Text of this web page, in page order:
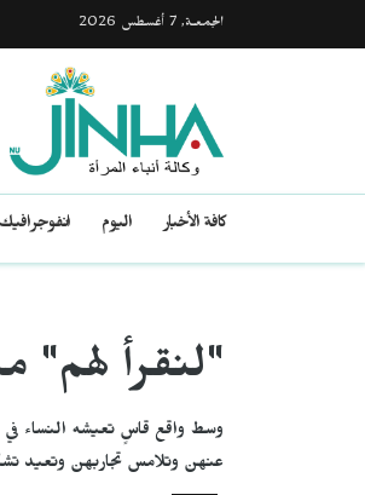
الجمعـة, 7 أغسطس 2026
كافة الأخبار اليوم انفوجرافيك
"لنقرأ لهم"
وسط واقع قاسٍ تعيشه النساء في
عنهن وتلامس تجاربهن وتعيد